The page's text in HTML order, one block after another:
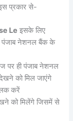
प्रकार से-
Le इसके लिए
नेशनल बैंक के
पर ही पंजाब नेशनल
देखने को मिल जाएंगे
करें
को मिलेंगे जिसमें से